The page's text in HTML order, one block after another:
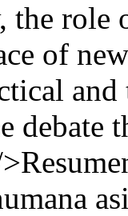
the role
of
debate